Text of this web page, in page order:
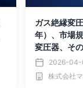
ガス絶縁変
年）、市場
変圧器、そ
表
2026-04-
株式会社